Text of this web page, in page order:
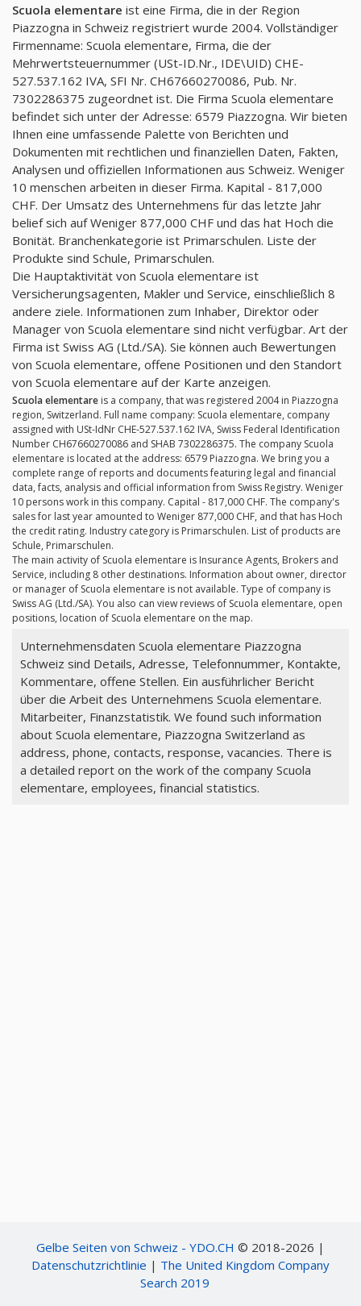
Scuola elementare ist eine Firma, die in der Region
Piazzogna in Schweiz registriert wurde 2004. Vollständiger
Firmenname: Scuola elementare, Firma, die der
Mehrwertsteuernummer (USt-ID.Nr., IDE\UID) CHE-
527.537.162 IVA, SFI Nr. CH67660270086, Pub. Nr.
7302286375 zugeordnet ist. Die Firma Scuola elementare
befindet sich unter der Adresse: 6579 Piazzogna. Wir bieten
Ihnen eine umfassende Palette von Berichten und
Dokumenten mit rechtlichen und finanziellen Daten, Fakten,
Analysen und offiziellen Informationen aus Schweiz. Weniger
10 menschen arbeiten in dieser Firma. Kapital - 817,000
CHF. Der Umsatz des Unternehmens für das letzte Jahr
belief sich auf Weniger 877,000 CHF und das hat Hoch die
Bonität. Branchenkategorie ist Primarschulen. Liste der
Produkte sind Schule, Primarschulen.
Die Hauptaktivität von Scuola elementare ist
Versicherungsagenten, Makler und Service, einschließlich 8
andere ziele. Informationen zum Inhaber, Direktor oder
Manager von Scuola elementare sind nicht verfügbar. Art der
Firma ist Swiss AG (Ltd./SA). Sie können auch Bewertungen
von Scuola elementare, offene Positionen und den Standort
von Scuola elementare auf der Karte anzeigen.
Scuola elementare is a company, that was registered 2004 in Piazzogna
region, Switzerland. Full name company: Scuola elementare, company
assigned with USt-IdNr CHE-527.537.162 IVA, Swiss Federal Identification
Number CH67660270086 and SHAB 7302286375. The company Scuola
elementare is located at the address: 6579 Piazzogna. We bring you a
complete range of reports and documents featuring legal and financial
data, facts, analysis and official information from Swiss Registry. Weniger
10 persons work in this company. Capital - 817,000 CHF. The company's
sales for last year amounted to Weniger 877,000 CHF, and that has Hoch
the credit rating. Industry category is Primarschulen. List of products are
Schule, Primarschulen.
The main activity of Scuola elementare is Insurance Agents, Brokers and
Service, including 8 other destinations. Information about owner, director
or manager of Scuola elementare is not available. Type of company is
Swiss AG (Ltd./SA). You also can view reviews of Scuola elementare, open
positions, location of Scuola elementare on the map.
Unternehmensdaten Scuola elementare Piazzogna
Schweiz sind Details, Adresse, Telefonnummer, Kontakte,
Kommentare, offene Stellen. Ein ausführlicher Bericht
über die Arbeit des Unternehmens Scuola elementare.
Mitarbeiter, Finanzstatistik. We found such information
about Scuola elementare, Piazzogna Switzerland as
address, phone, contacts, response, vacancies. There is
a detailed report on the work of the company Scuola
elementare, employees, financial statistics.
Gelbe Seiten von Schweiz - YDO.CH © 2018-2026 |
Datenschutzrichtlinie | The United Kingdom Company
Search 2019